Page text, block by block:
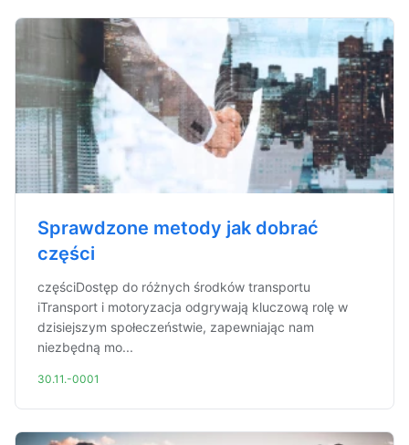
Sprawdzone metody jak dobrać
części
częściDostęp do różnych środków transportu
iTransport i motoryzacja odgrywają kluczową rolę w
dzisiejszym społeczeństwie, zapewniając nam
niezbędną mo...
30.11.-0001